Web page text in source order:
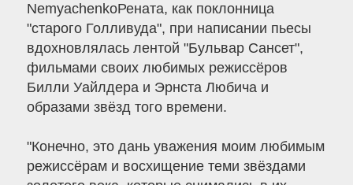
NemyachenkoРената, как поклонница
"старого Голливуда", при написании пьесы
вдохновлялась лентой "Бульвар Сансет",
фильмами своих любимых режиссёров
Билли Уайлдера и Эрнста Любича и
образами звёзд того времени.
"Конечно, это дань уважения моим любимым
режиссёрам и восхищение теми звёздами